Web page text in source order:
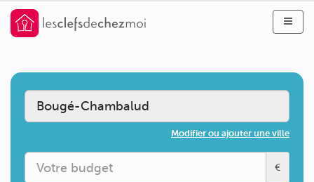
Modifier ou ajouter une ville
€